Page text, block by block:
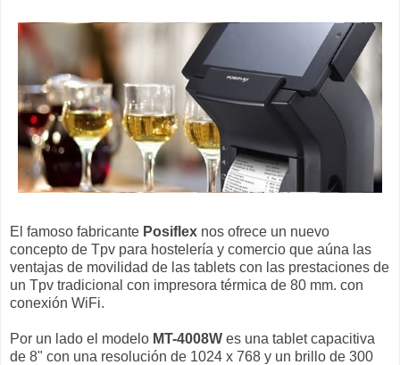
El famoso fabricante Posiflex nos ofrece un nuevo
concepto de Tpv para hostelería y comercio que aúna las
ventajas de movilidad de las tablets con las prestaciones de
un Tpv tradicional con impresora térmica de 80 mm. con
conexión WiFi.
Por un lado el modelo MT-4008W es una tablet capacitiva
de 8" con una resolución de 1024 x 768 y un brillo de 300